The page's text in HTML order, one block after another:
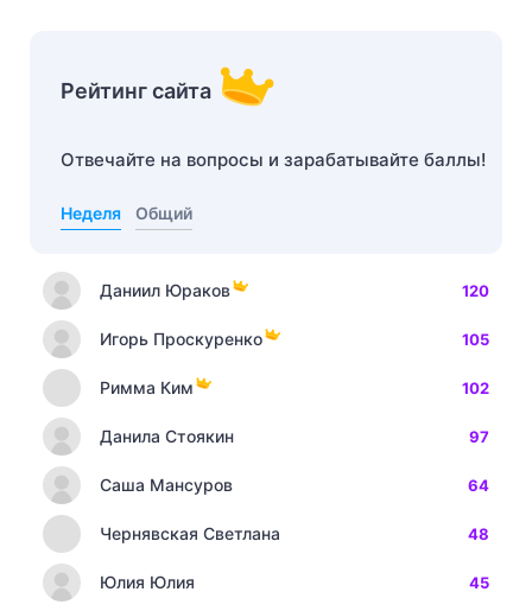
Рейтинг сайта
Отвечайте на вопросы и зарабатывайте баллы!
Неделя Общий
Даниил Юраков 120
Игорь Проскуренко 105
Римма Ким 102
Данила Стоякин 97
Саша Мансуров 64
Чернявская Светлана 48
Юлия Юлия 45